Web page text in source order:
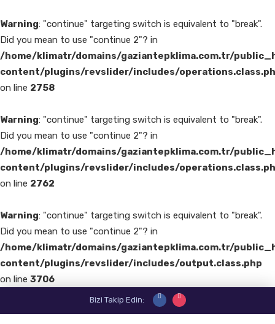
Warning: "continue" targeting switch is equivalent to "break".
Did you mean to use "continue 2"? in
/home/klimatr/domains/gaziantepklima.com.tr/
content/plugins/revslider/includes/
on line 2758
Warning: "continue" targeting switch is equivalent to "break".
Did you mean to use "continue 2"? in
/home/klimatr/domains/gaziantepklima.com.tr/
content/plugins/revslider/includes/
on line 2762
Warning: "continue" targeting switch is equivalent to "break".
Did you mean to use "continue 2"? in
/home/klimatr/domains/gaziantepklima.com.tr/
content/plugins/revslider/includes/output.class.php
on line 3706
Bizi Takip Edin: